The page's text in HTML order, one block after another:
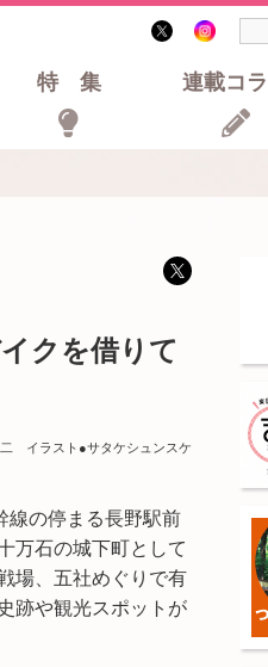
特集 連載コ
クを借りて
イラスト●サタケシュンスケ
線の停まる長野駅前
万石の城下町として
場、五社めぐりで有
跡や観光スポットが